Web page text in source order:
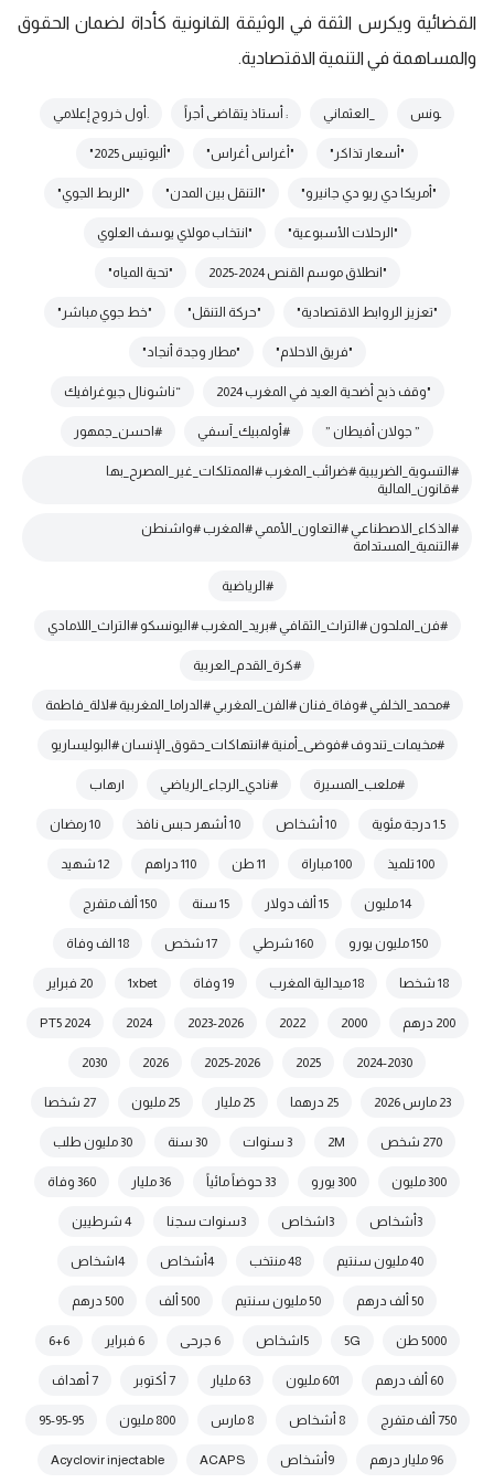
القضائية ويكرس الثقة في الوثيقة القانونية كأداة لضمان الحقوق
والمساهمة في التنمية الاقتصادية.
ـونس _العثماني : أستاذ يتقاضى أجراً .أول خروج إعلامي
"أسعار تذاكر" "أغراس أغراس" "أليوتيس 2025"
"أمريكا دي ريو دي جانيرو" "التنقل بين المدن" "الربط الجوي"
"الرحلات الأسبوعية" "انتخاب مولاي يوسف العلوي
"انطلاق موسم القنص 2024-2025 "تحية المياه"
"تعزيز الروابط الاقتصادية" "حركة التنقل" "خط جوي مباشر"
"فريق الاحلام" "مطار وجدة أنجاد"
"وقف ذبح أضحية العيد في المغرب 2024 “ناشونال جيوغرافيك
” جولان أفيطان ” #أولمبيك_آسفي #احسن_جمهور
#التسوية_الضريبية #ضرائب_المغرب #الممتلكات_غير_المصرح_بها
#قانون_المالية
#الذكاء_الاصطناعي #التعاون_الأممي #المغرب #واشنطن
#التنمية_المستدامة
#الرياضية
#فن_الملحون #التراث_الثقافي #بريد_المغرب #اليونسكو #التراث_اللامادي
#كرة_القدم_العربية
#محمد_الخلفي #وفاة_فنان #الفن_المغربي #الدراما_المغربية #لالة_فاطمة
#مخيمات_تندوف #فوضى_أمنية #انتهاكات_حقوق_الإنسان #البوليساريو
#ملعب_المسيرة #نادي_الرجاء_الرياضي |رهاب
1.5 درجة مئوية 10 أشخاص 10 أشهر حبس نافذ 10 رمضان
100 تلميذ 100 مباراة 11 طن 110 دراهم 12 شهيد
14 مليون 15 ألف دولار 15 سنة 150 ألف متفرج
150 مليون يورو 160 شرطي 17 شخص 18 الف وفاة
18 شخصا 18 ميدالية المغرب 19 وفاة 1xbet 20 فبراير
200 درهم 2000
2022
2023-2026
2024
2024 PT5
2024-2030
2025
2025-2026
2026
2030
23 مارس 2026 25 درهما 25 مليار 25 مليون 27 شخصا
270 شخص 2M 3 سنوات 30 سنة 30 مليون طلب
300 مليون 300 يورو 33 حوضاً مائياً 36 مليار 360 وفاة
3أشخاص 3اشخاص 3سنوات سجنا 4 شرطيين
40 مليون سنتيم 48 منتخب 4أشخاص 4اشخاص
50 ألف درهم 50 مليون سنتيم 500 ألف 500 درهم
5000 طن 5G 5اشخاص 6 جرحى 6 فبراير 6+6
60 ألف درهم 601 مليون 63 مليار 7 أكتوبر 7 أهداف
750 ألف متفرج 8 أشخاص 8 مارس 800 مليون 95-95-95
96 مليار درهم 9أشخاص ACAPS
Acyclovir injectable